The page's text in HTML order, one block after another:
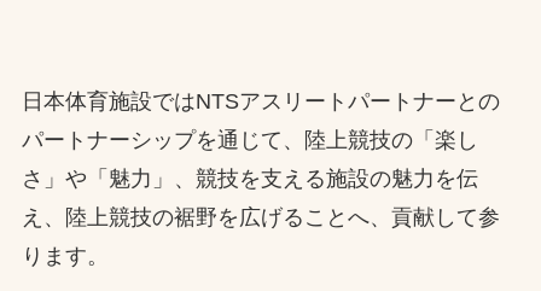
日本体育施設ではNTSアスリートパートナーとの
パートナーシップを通じて、陸上競技の「楽し
さ」や「魅力」、競技を支える施設の魅力を伝
え、陸上競技の裾野を広げることへ、貢献して参
ります。